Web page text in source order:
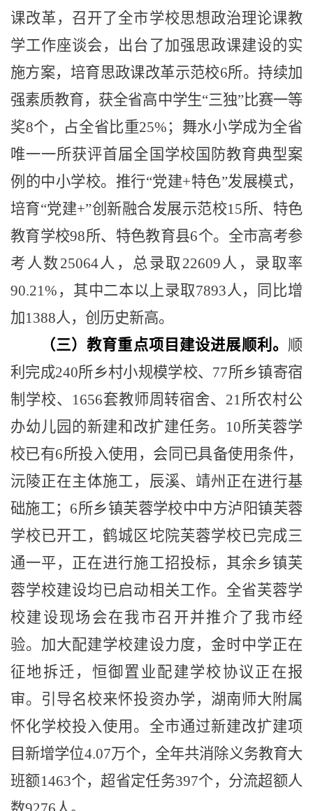
课改革，召开了全市学校思想政治理论课教
学工作座谈会，出台了加强思政课建设的实
施方案，培育思政课改革示范校6所。持续加
强素质教育，获全省高中学生“三独”比赛一等
奖8个，占全省比重25%；舞水小学成为全省
唯一一所获评首届全国学校国防教育典型案
例的中小学校。推行“党建+特色”发展模式，
培育“党建+”创新融合发展示范校15所、特色
教育学校98所、特色教育县6个。全市高考参
考人数25064人，总录取 22609人，录取率
90.21% ，其中二本以上录取7893人，同比增
加1388人，创历史新高。
（三）教育重点项目建设进展顺利。 顺
利完成240所乡村小规模学校、 77所乡镇寄宿
制学校、 1656套教师周转宿舍、 21所农村公
办幼儿园的新建和改扩建任务。 10所芙蓉学
校已有6所投入使用，会同已具备使用条件，
沅陵正在主体施工，辰溪、靖州正在进行基
础施工； 6所乡镇芙蓉学校中中方泸阳镇芙蓉
学校已开工，鹤城区坨院芙蓉学校已完成三
通一平，正在进行施工招投标，其余乡镇芙
蓉学校建设均已启动相关工作。全省芙蓉学
校建设现场会在我市召开并推介了我市经
验。加大配建学校建设力度，金时中学正在
征地拆迁，恒御置业配建学校协议正在报
审。引导名校来怀投资办学，湖南师大附属
怀化学校投入使用。全市通过新建改扩建项
目新增学位4.07万个，全年共消除义务教育大
班额1463个，超省定任务397个，分流超额人